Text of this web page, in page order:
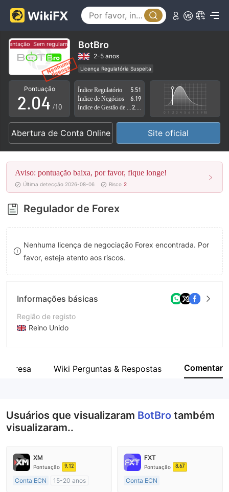
Sem regulamentaçãoBotBro
2-5 anos
Licença Regulatória Suspeita
Região de negócios suspeita
Risco potencial alto
Pontuação
0
1
2
3
4
5
6
7
8
9
.0
1
2
3
4
5
6
7
8
0
1
2
3
4
5
6
7
8
9
/10
Índice Regulatório
5.51
Índice de Negócios
6.19
Abertura de Conta Online Site oficial
Aviso: pontuação baixa, por favor, fique longe!
Última detecção 2026-08-06 Risco 2
Regulador de Forex
Nenhuma licença de negociação Forex encontrada. Por
favor, esteja atento aos riscos.
Informações básicas
Região de registo
Reino Unido
Empresa
Wiki Perguntas & Respostas Comentar
Usuários que visualizaram BotBro também
visualizaram..
XM
Pontuação 9.12
Conta ECN
15-20 anos
FXT
Pontuação 8.67
Conta ECN